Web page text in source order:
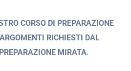
CORSO DI PREPARAZIONE
RICHIESTI DAL
MIRATA.